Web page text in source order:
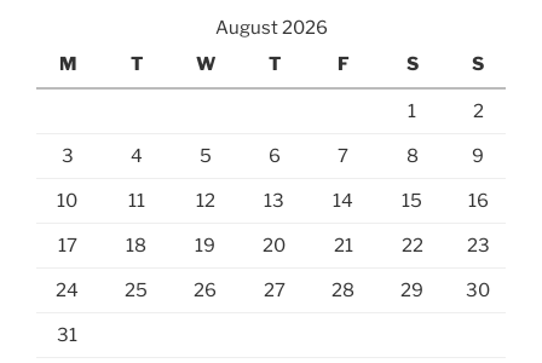
August 2026
M
T W T F S S
1 2
3 4 5 6 7 8 9
10 11 12 13 14 15 16
17 18 19 20 21 22 23
24 25 26 27 28 29 30
31